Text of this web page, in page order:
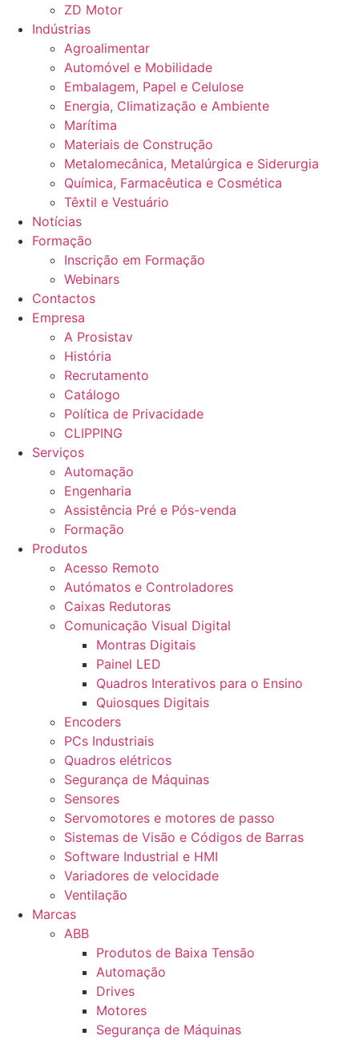
ZD Motor
Indústrias
Agroalimentar
Automóvel e Mobilidade
Embalagem, Papel e Celulose
Energia, Climatização e Ambiente
Marítima
Materiais de Construção
Metalomecânica, Metalúrgica e Siderurgia
Química, Farmacêutica e Cosmética
Têxtil e Vestuário
Notícias
Formação
Inscrição em Formação
Webinars
Contactos
Empresa
A Prosistav
História
Recrutamento
Catálogo
Política de Privacidade
CLIPPING
Serviços
Automação
Engenharia
Assistência Pré e Pós-venda
Formação
Produtos
Acesso Remoto
Autómatos e Controladores
Caixas Redutoras
Comunicação Visual Digital
Montras Digitais
Painel LED
Quadros Interativos para o Ensino
Quiosques Digitais
Encoders
PCs Industriais
Quadros elétricos
Segurança de Máquinas
Sensores
Servomotores e motores de passo
Sistemas de Visão e Códigos de Barras
Software Industrial e HMI
Variadores de velocidade
Ventilação
Marcas
ABB
Produtos de Baixa Tensão
Automação
Drives
Motores
Segurança de Máquinas